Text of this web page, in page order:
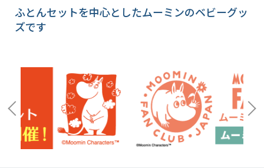
ふとんセットを中心としたムーミンのベビーグッ
ズです